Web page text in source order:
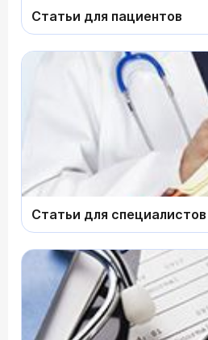
Статьи для пациентов
Статьи для специалистов